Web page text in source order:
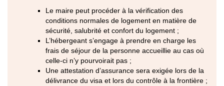
Le maire peut procéder à la vérification des
conditions normales de logement en matière de
sécurité, salubrité et confort du logement ;
L’hébergeant s’engage à prendre en charge les
frais de séjour de la personne accueillie au cas où
celle-ci n’y pourvoirait pas ;
Une attestation d’assurance sera exigée lors de la
délivrance du visa et lors du contrôle à la frontière ;